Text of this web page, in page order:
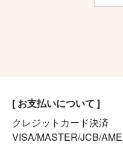
[ お支払いについて ]
クレジットカード決済
VISA/MASTER/JCB/